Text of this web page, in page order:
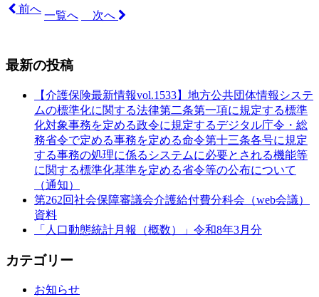
前へ
一覧へ 次へ
最新の投稿
【介護保険最新情報vol.1533】地方公共団体情報システ
ムの標準化に関する法律第二条第一項に規定する標準
化対象事務を定める政令に規定するデジタル庁令・総
務省令で定める事務を定める命令第十三条各号に規定
する事務の処理に係るシステムに必要とされる機能等
に関する標準化基準を定める省令等の公布について
（通知）
第262回社会保障審議会介護給付費分科会（web会議）
資料
「人口動態統計月報（概数）」令和8年3月分
カテゴリー
お知らせ